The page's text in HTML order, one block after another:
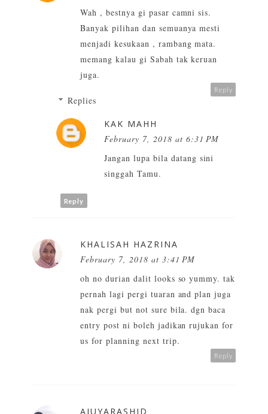
Wah , bestnya gi pasar camni sis.
Banyak pilihan dan semuanya mesti
menjadi kesukaan , rambang mata.
memang kalau gi Sabah tak keruan
juga.
Reply
Replies
KAK MAHH
February 7, 2018 at 6:31 PM
Jangan lupa bila datang sini
singgah Tamu.
Reply
KHALISAH HAZRINA
February 7, 2018 at 3:41 PM
oh no durian dalit looks so yummy. tak
pernah lagi pergi tuaran and plan juga
nak pergi but not sure bila. dgn baca
entry post ni boleh jadikan rujukan for
us for planning next trip.
Reply
AJUYARASHID